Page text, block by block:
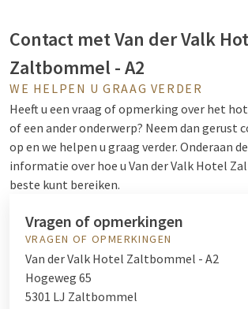
Contact met Van der Valk
Zaltbommel - A2
WE HELPEN U GRAAG VERDER
Heeft u een vraag of opmerking over het
of een ander onderwerp? Neem dan gerust
op en we helpen u graag verder. Onderaan
informatie over hoe u Van der Valk Hotel
beste kunt bereiken.
Vragen of opmerkingen
VRAGEN OF OPMERKINGEN
Van der Valk Hotel Zaltbommel - A2
Hogeweg 65
5301 LJ Zaltbommel